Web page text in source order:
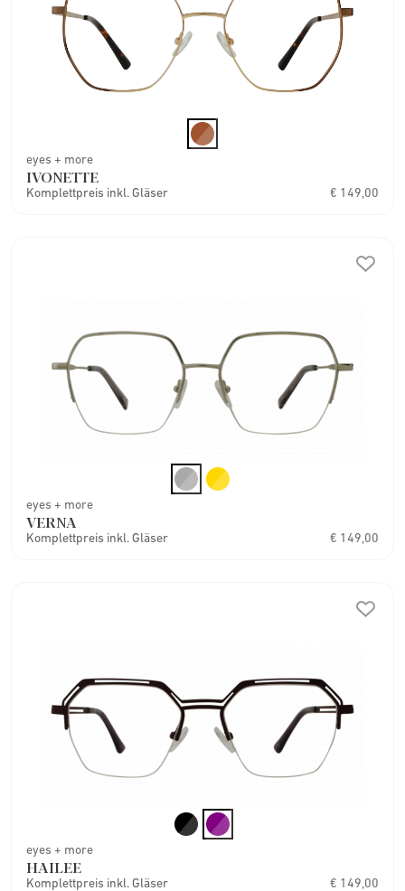
eyes + more
IVONETTE
Komplettpreis inkl. Gläser € 149,00
eyes + more
VERNA
Komplettpreis inkl. Gläser € 149,00
eyes + more
HAILEE
Komplettpreis inkl. Gläser € 149,00